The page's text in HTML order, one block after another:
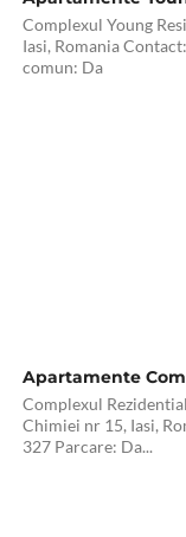
Complexul Young
Iasi, Romania
comun: Da
Apartamente
Complexul
Chimiei nr 15, Iasi,
327 Parcare: Da...